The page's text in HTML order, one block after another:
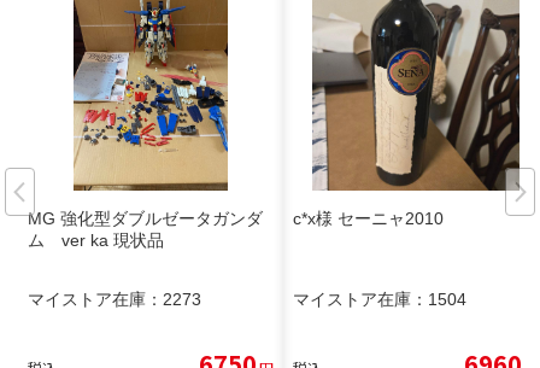
MG 強化型ダブルゼータガンダ
ム ver ka 現状品
マイストア在庫： 2273
c*x様 セーニャ2010
マイストア在庫： 1504